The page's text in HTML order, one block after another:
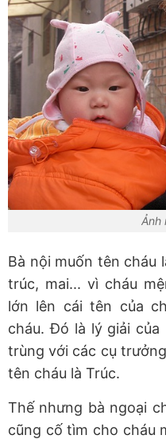
Ảnh
Bà nội muốn tên cháu
trúc, mai... vì cháu
lớn lên cái tên của
cháu. Đó là lý giải
trùng với các cụ
tên cháu là Trúc.
Thế nhưng bà ngoại
cũng cố tìm cho cháu